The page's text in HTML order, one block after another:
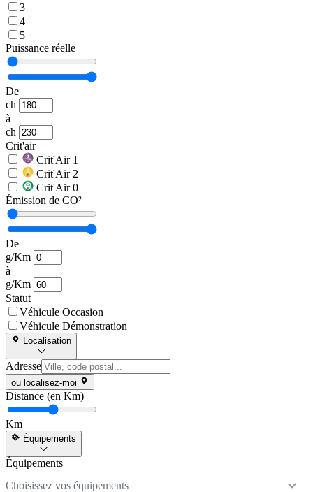
3
4
5
Puissance réelle
De
ch
à
ch
Crit'air
Crit'Air 1
Crit'Air 2
Crit'Air 0
Émission de CO²
De
g/Km
à
g/Km
Statut
Véhicule Occasion
Véhicule Démonstration
Localisation
Adresse
ou localisez-moi
Distance (en Km)
Km
Équipements
Équipements
Choisissez vos équipements